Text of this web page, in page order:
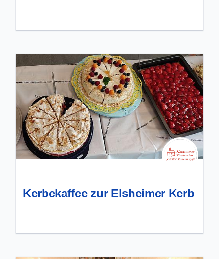
Kerbekaffee zur Elsheimer Kerb